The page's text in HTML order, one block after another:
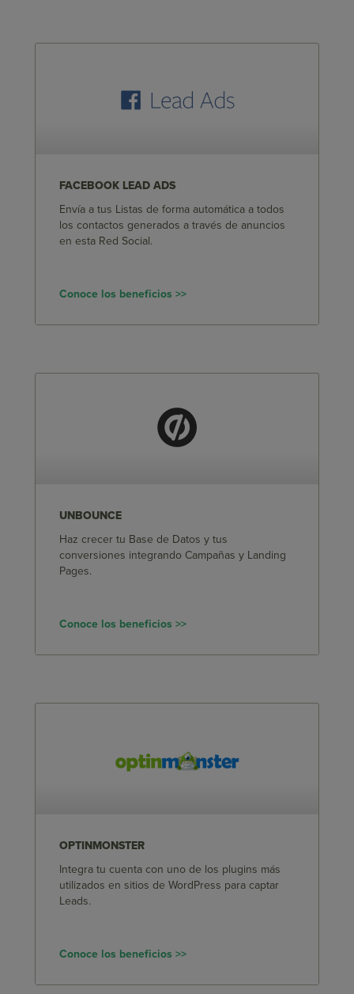
FACEBOOK LEAD ADS
Envía a tus Listas de forma automática a todos
los contactos generados a través de anuncios
en esta Red Social.
Conoce los beneficios >>
UNBOUNCE
Haz crecer tu Base de Datos y tus
conversiones integrando Campañas y Landing
Pages.
Conoce los beneficios >>
OPTINMONSTER
Integra tu cuenta con uno de los plugins más
utilizados en sitios de WordPress para captar
Leads.
Conoce los beneficios >>